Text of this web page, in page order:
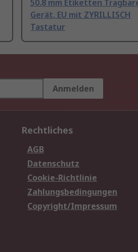
50.8 mm Etiketten
Gerät, EU mit ZYRILLISCH
Tastatur
Anmelden
Rechtliches
AGB
Datenschutz
Cookie-Richtlinie
Zahlungsbedingungen
Copyright/Impressum